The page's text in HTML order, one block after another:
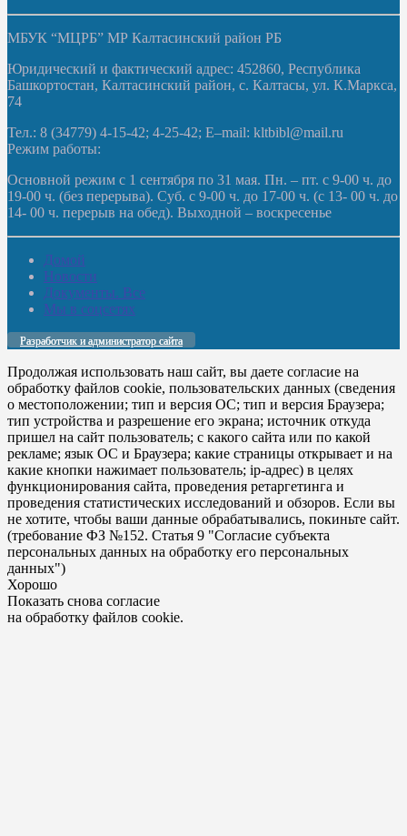
МБУК “МЦРБ” МР Калтасинский район РБ
Юридический и фактический адрес: 452860, Республика
Башкортостан, Калтасинский район, с. Калтасы, ул. К.Маркса,
74
Тел.: 8 (34779) 4-15-42; 4-25-42; E–mail: kltbibl@mail.ru
Режим работы:
Основной режим с 1 сентября по 31 мая. Пн. – пт. с 9-00 ч. до
19-00 ч. (без перерыва). Суб. с 9-00 ч. до 17-00 ч. (с 13- 00 ч. до
14- 00 ч. перерыв на обед). Выходной – воскресенье
Домой
Новости
Документы. Все
Мы в соцсетях
Разработчик и администратор сайта
Продолжая использовать наш сайт, вы даете согласие на
обработку файлов cookie, пользовательских данных (сведения
о местоположении; тип и версия ОС; тип и версия Браузера;
тип устройства и разрешение его экрана; источник откуда
пришел на сайт пользователь; с какого сайта или по какой
рекламе; язык ОС и Браузера; какие страницы открывает и на
какие кнопки нажимает пользователь; ip-адрес) в целях
функционирования сайта, проведения ретаргетинга и
проведения статистических исследований и обзоров. Если вы
не хотите, чтобы ваши данные обрабатывались, покиньте сайт.
(требование ФЗ №152. Статья 9 "Согласие субъекта
персональных данных на обработку его персональных
данных")
Хорошо
Показать снова согласие
на обработку файлов cookie.